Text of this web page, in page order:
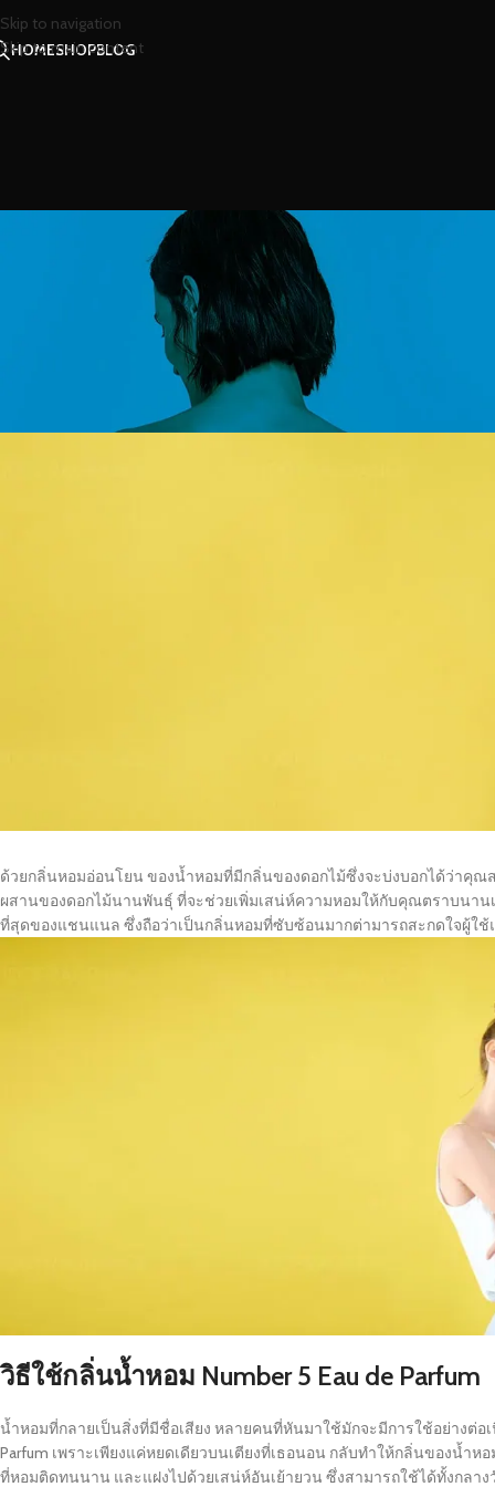
Skip to navigation
Skip to main content
HOMESHOPBLOG
นัมเบอร์ 5 เพิ่มเสน่ห์
ด้วยกลิ่นหอมอ่อนโยน ของน้ำหอมที่มีกลิ่นของดอกไม้ซึ่งจะบ่งบอกได้ว่าคุ
ผสานของดอกไม้นานพันธุ์ ที่จะช่วยเพิ่มเสน่ห์ความหอมให้กับคุณตราบน
ที่สุดของแชนแนล ซึ่งถือว่าเป็นกลิ่นหอมที่ซับซ้อนมากต่ามารถสะกดใจผู้ใ
วิธีใช้กลิ่นน้ำหอม Number 5 Eau de Parfum
น้ำหอมที่กลายเป็นสิ่งที่มีชื่อเสียง หลายคนที่หันมาใช้มักจะมีการใช้อย่างต่อ
Parfum เพราะเพียงแค่หยดเดียวบนเตียงที่เธอนอน กลับทำให้กลิ่นของน้ำ
ที่หอมติดทนนาน และแฝงไปด้วยเสน่ห์อันเย้ายวน ซึ่งสามารถใช้ได้ทั้งกลา